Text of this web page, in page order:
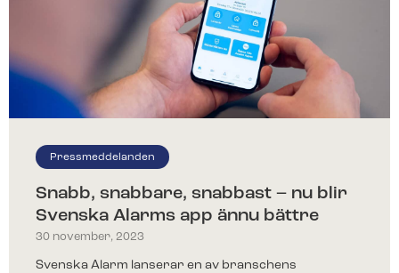
Pressmeddelanden
Snabb, snabbare, snabbast – nu blir
Svenska Alarms app ännu bättre
30 november, 2023
Svenska Alarm lanserar en av branschens